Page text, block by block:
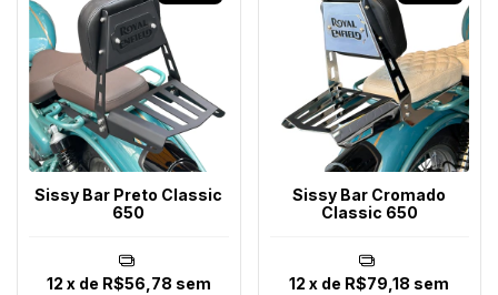
Sissy Bar Preto Classic
650
12 x de R$56,78 sem
Sissy Bar Cromado
Classic 650
12 x de R$79,18 sem